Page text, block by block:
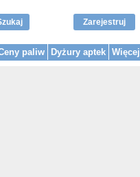
Zarejestruj
paliw Dyżury aptek Więcej